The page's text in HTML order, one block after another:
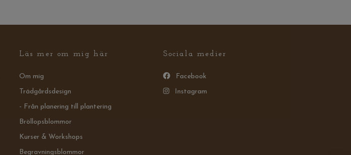
Läs mer om mig här
Om mig
Trädgårdsdesign
- Från planering till plantering
Bröllopsblommor
Kurser & Workshops
Begravningsblommor
Sociala medier
Facebook
Instagram